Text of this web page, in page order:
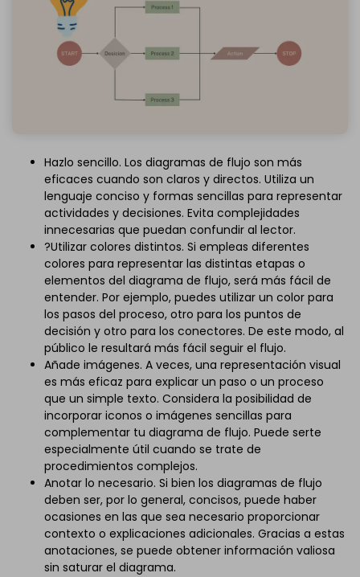
Hazlo sencillo. Los diagramas de flujo son más
eficaces cuando son claros y directos. Utiliza un
lenguaje conciso y formas sencillas para representar
actividades y decisiones. Evita complejidades
innecesarias que puedan confundir al lector.
?Utilizar colores distintos. Si empleas diferentes
colores para representar las distintas etapas o
elementos del diagrama de flujo, será más fácil de
entender. Por ejemplo, puedes utilizar un color para
los pasos del proceso, otro para los puntos de
decisión y otro para los conectores. De este modo, al
público le resultará más fácil seguir el flujo.
Añade imágenes. A veces, una representación visual
es más eficaz para explicar un paso o un proceso
que un simple texto. Considera la posibilidad de
incorporar iconos o imágenes sencillas para
complementar tu diagrama de flujo. Puede serte
especialmente útil cuando se trate de
procedimientos complejos.
Anotar lo necesario. Si bien los diagramas de flujo
deben ser, por lo general, concisos, puede haber
ocasiones en las que sea necesario proporcionar
contexto o explicaciones adicionales. Gracias a estas
anotaciones, se puede obtener información valiosa
sin saturar el diagrama.